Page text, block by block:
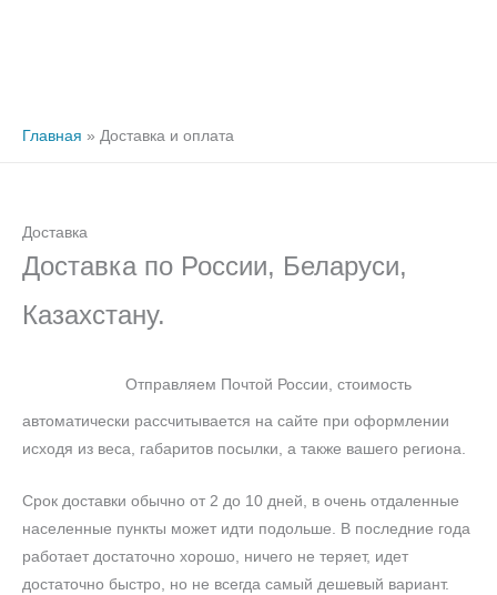
Главная Доставка и оплата
Доставка
Доставка по России, Беларуси,
Казахстану.
Отправляем Почтой России, стоимость
автоматически рассчитывается на сайте при оформлении
исходя из веса, габаритов посылки, а также вашего региона.
Срок доставки обычно от 2 до 10 дней, в очень отдаленные
населенные пункты может идти подольше. В последние года
работает достаточно хорошо, ничего не теряет, идет
достаточно быстро, но не всегда самый дешевый вариант.